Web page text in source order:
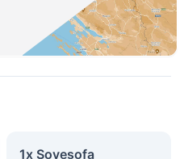
1x Sovesofa